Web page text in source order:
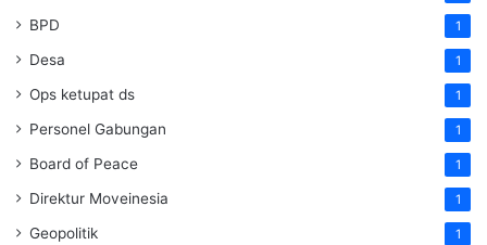
BPD 1
Desa 1
Ops ketupat ds 1
Personel Gabungan 1
Board of Peace 1
Direktur Moveinesia 1
Geopolitik 1